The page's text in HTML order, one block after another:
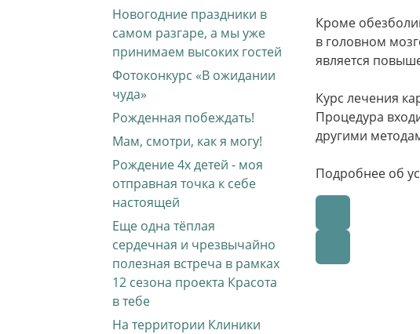
Новогодние праздники в
самом разгаре, а мы уже
принимаем высоких гостей
Фотоконкурс «В ожидании
чуда»
Рожденная побеждать!
Мам, смотри, как я могу!
Рождение 4х детей - моя
отправная точка к себе
настоящей
Еще одна тёплая
сердечная и чрезвычайно
полезная встреча в рамках
12 сезона проекта Красота
в тебе
На территории Клиники
Кроме
в головном
является
Курс лечения
Процедура
другими
Подробнее об